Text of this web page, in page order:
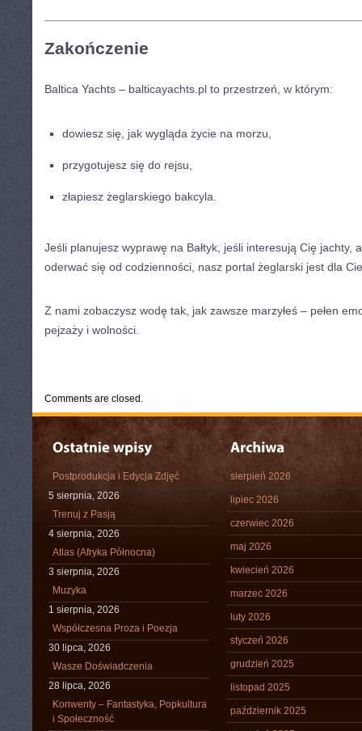
Zakończenie
Baltica Yachts – balticayachts.pl to przestrzeń, w którym:
dowiesz się, jak wygląda życie na morzu,
przygotujesz się do rejsu,
złapiesz żeglarskiego bakcyla.
Jeśli planujesz wyprawę na Bałtyk, jeśli interesują Cię jachty,
oderwać się od codzienności, nasz portal żeglarski jest dla
Z nami zobaczysz wodę tak, jak zawsze marzyłeś – pełen
pejzaży i wolności.
Comments are closed.
Postprodukcja i Edycja Zdjęć
5 sierpnia, 2026
Trenuj z Pasją
4 sierpnia, 2026
Atlas (Afryka Północna)
3 sierpnia, 2026
Muzyka
1 sierpnia, 2026
Współczesna Proza i Poezja
30 lipca, 2026
Wasze Doświadczenia
28 lipca, 2026
Konwenty – Fantastyka, Popkultura
i Społeczność
sierpień 2026
lipiec 2026
czerwiec 2026
maj 2026
kwiecień 2026
marzec 2026
luty 2026
styczeń 2026
grudzień 2025
listopad 2025
październik 2025